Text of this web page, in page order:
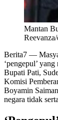
Mantan
Berita7 —
‘pengepul’
Bupati Pati,
Komisi
Boyamin
negara tidak